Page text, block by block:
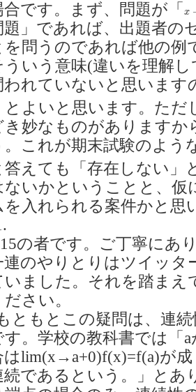
合です。まず、問題が「
x
x
題」であれば、出題者の
を問うのであれば他の
ういう意味(違いを理解
われていないと思います
とよいと思います。ただ
き妙なものがあります
。これが期末試験のよう
答えても「存在しない」
ないかということと、仮
を入れられる案件かと思
の者です。ご丁寧にあ
連のやりとりはツイッタ
いました。それを踏まえ
ださい。
ともとこの疑問は、連
す。学校の教科書では「
はlim(x→a+0)f(x)=f(a)が
続であるという。」とあ